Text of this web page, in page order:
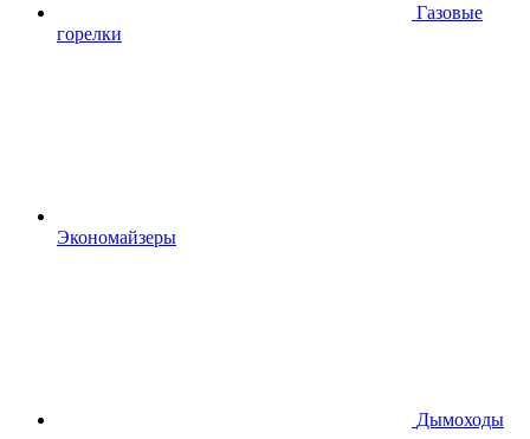
Газовые
горелки
Экономайзеры
Дымоходы